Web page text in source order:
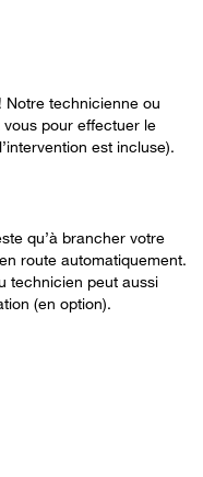
Notre technicienne ou
pour effectuer le
est incluse).
qu’à brancher votre
route automatiquement.
technicien peut aussi
(en option).